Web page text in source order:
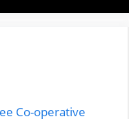
Co-operative